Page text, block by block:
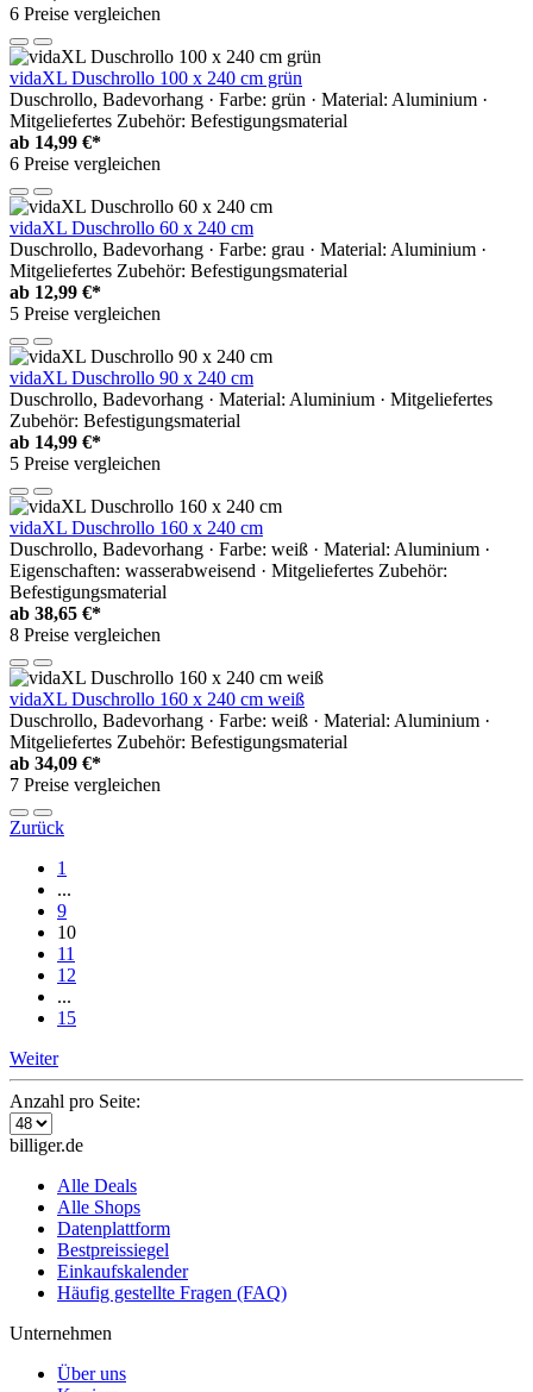
6 Preise vergleichen
vidaXL Duschrollo 100 x 240 cm grün
Duschrollo, Badevorhang · Farbe: grün · Material: Aluminium ·
Mitgeliefertes Zubehör: Befestigungsmaterial
ab 14,99 €*
6 Preise vergleichen
vidaXL Duschrollo 60 x 240 cm
Duschrollo, Badevorhang · Farbe: grau · Material: Aluminium ·
Mitgeliefertes Zubehör: Befestigungsmaterial
ab 12,99 €*
5 Preise vergleichen
vidaXL Duschrollo 90 x 240 cm
Duschrollo, Badevorhang · Material: Aluminium · Mitgeliefertes
Zubehör: Befestigungsmaterial
ab 14,99 €*
5 Preise vergleichen
vidaXL Duschrollo 160 x 240 cm
Duschrollo, Badevorhang · Farbe: weiß · Material: Aluminium ·
Eigenschaften: wasserabweisend · Mitgeliefertes Zubehör:
Befestigungsmaterial
ab 38,65 €*
8 Preise vergleichen
vidaXL Duschrollo 160 x 240 cm weiß
Duschrollo, Badevorhang · Farbe: weiß · Material: Aluminium ·
Mitgeliefertes Zubehör: Befestigungsmaterial
ab 34,09 €*
7 Preise vergleichen
Zurück
1
...
9
10
11
12
...
15
Weiter
Anzahl pro Seite:
billiger.de
Alle Deals
Alle Shops
Datenplattform
Bestpreissiegel
Einkaufskalender
Häufig gestellte Fragen (FAQ)
Unternehmen
Über uns